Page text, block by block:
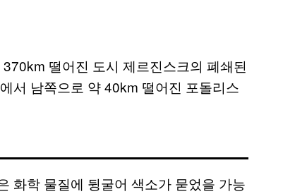
떨어진 도시 제르진스크의 폐쇄된
서 남쪽으로 약 40km 떨어진 포돌리스
화학 물질에 뒹굴어 색소가 묻었을 가능